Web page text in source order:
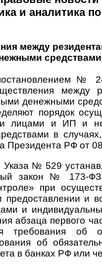
и аналитика
меж­ду
сред­ствами
№
между
денежными
порядок
лицами и ИП и
в
Прези­дента РФ от
Указа № 529
закон № 173-
при
предо­став­лении и
и
абзаца первого
требо­вания об
об
в банках РФ или